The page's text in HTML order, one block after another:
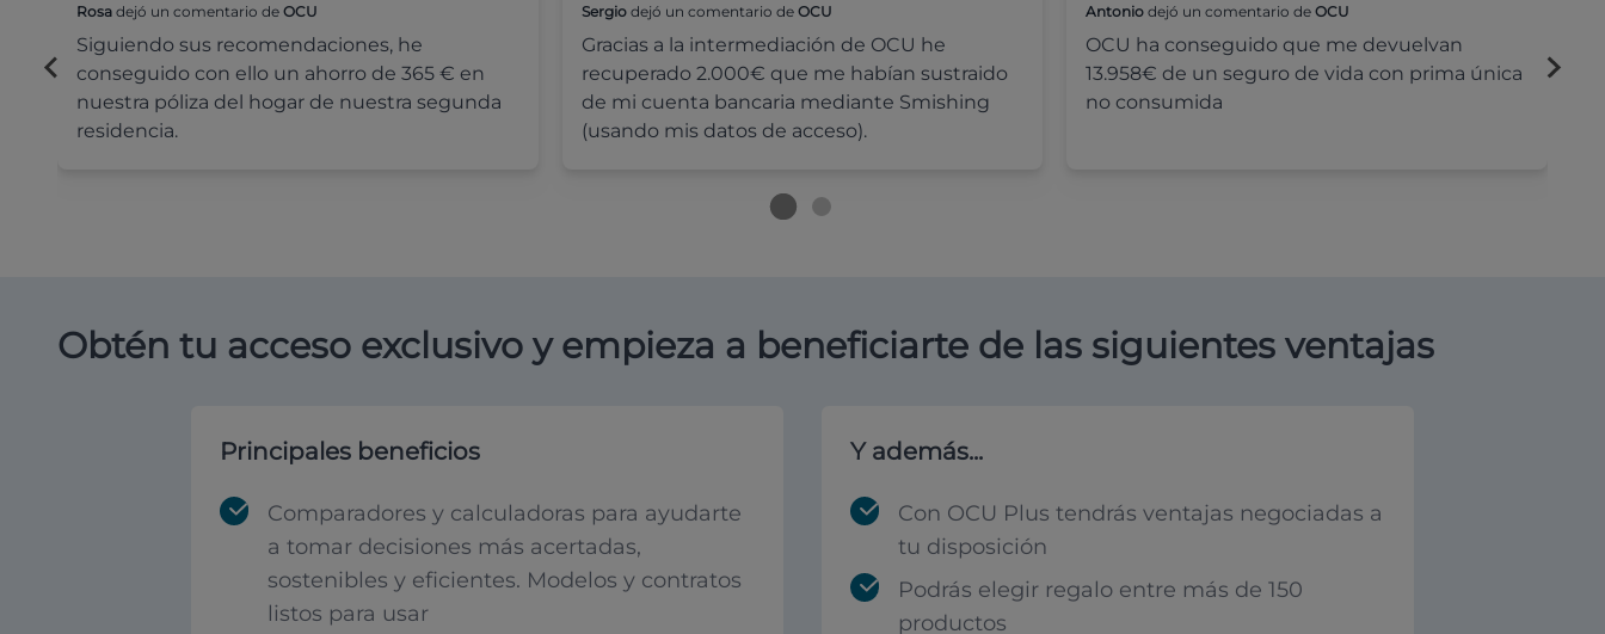
Rosa dejó un comentario de OCU
Siguiendo sus recomendaciones, he
conseguido con ello un ahorro de 365 € en
nuestra póliza del hogar de nuestra segunda
residencia.
Sergiodejó un comentario de OCU
Gracias a la intermediación de OCU he
recuperado 2.000€ que me habían sustraido
de mi cuenta bancaria mediante Smishing
(usando mis datos de acceso).
Antonio dejó un comentario deOCU
OCU ha conseguido que me devuelvan
13.958€ de un seguro de vida con prima única
no consumida
Obtén tu acceso exclusivo y empieza a beneficiarte de las siguientes ventajas
Principales beneficios
Comparadores y calculadoras para ayudarte
a tomar decisiones más acertadas,
sostenibles y eficientes. Modelos y contratos
listos para usar
Y además...
Con OCU Plus tendrás ventajas negociadas a
tu disposición
Podrás elegir regalo entre más de 150
productos